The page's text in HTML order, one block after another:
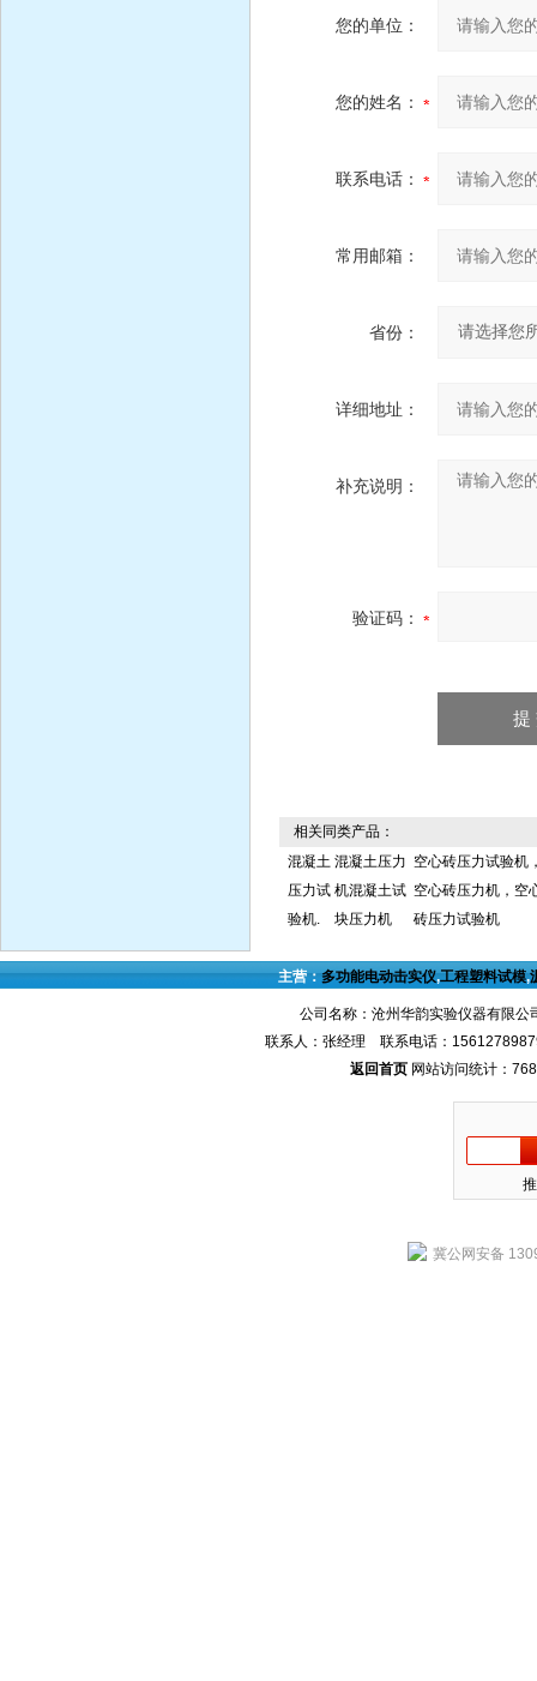
您的单位：
您的姓名：
联系电话：
常用邮箱：
省份：
详细地址：
补充说明：
验证码：
相关同类产品：
混凝土
压力试
验机.
混凝土压力
机混凝土试
块压力机
空心砖压力试验机
空心砖压力机，空
砖压力试验机
主营：多功能电动击实仪,工程塑料试模,
公司名称：沧州华韵实验仪器有限
联系人：张经理 联系电话：
返回首页 网站访问统计：
冀公网安备